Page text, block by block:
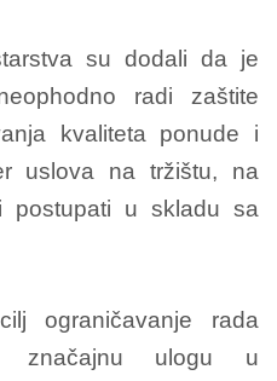
su dodali da je
radi zaštite
kvaliteta ponude i
uslova na tržištu, na
postupati u skladu sa
ograničavanje rada
značajnu ulogu u